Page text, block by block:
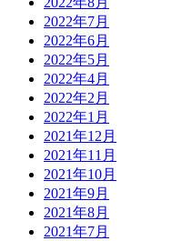
2022年7月
2022年6月
2022年5月
2022年4月
2022年2月
2022年1月
2021年12月
2021年11月
2021年10月
2021年9月
2021年8月
2021年7月